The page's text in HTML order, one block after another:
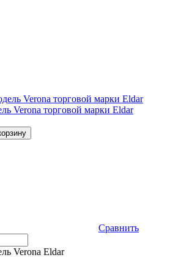
Verona торговой марки Eldar
Сравнить
Verona Eldar